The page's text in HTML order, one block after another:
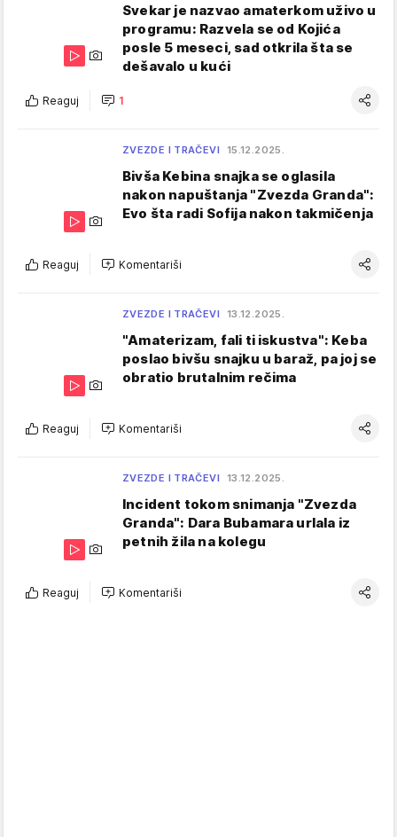
Svekar je nazvao amaterkom uživo u
programu: Razvela se od Kojića
posle 5 meseci, sad otkrila šta se
dešavalo u kući
Reaguj 1
ZVEZDE I TRAČEVI 15.12.2025.
Bivša Kebina snajka se oglasila
nakon napuštanja "Zvezda Granda":
Evo šta radi Sofija nakon takmičenja
Reaguj Komentariši
ZVEZDE I TRAČEVI 13.12.2025.
"Amaterizam, fali ti iskustva": Keba
poslao bivšu snajku u baraž, pa joj se
obratio brutalnim rečima
Reaguj Komentariši
ZVEZDE I TRAČEVI 13.12.2025.
Incident tokom snimanja "Zvezda
Granda": Dara Bubamara urlala iz
petnih žila na kolegu
Reaguj Komentariši